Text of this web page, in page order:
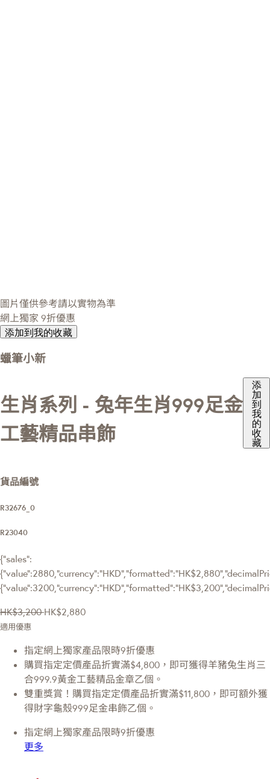
圖片僅供參考請以實物為準
網上獨家 9折優惠
添加到我的收藏
蠟筆小新
生肖系列 - 兔年生肖999足金
工藝精品串飾
添
加
到
我
的
收
藏
貨品編號
R32676_0
R23040
{"sales":
HK$3,200 HK$2,880
適用優惠
指定網上獨家產品限時9折優惠
購買指定定價產品折實滿$4,800，即可獲得羊豬兔生肖三
合999.9黃金工藝精品金章乙個。
雙重獎賞！購買指定定價產品折實滿$11,800，即可額外獲
得財字龜殼999足金串飾乙個。
指定網上獨家產品限時9折優惠
更多